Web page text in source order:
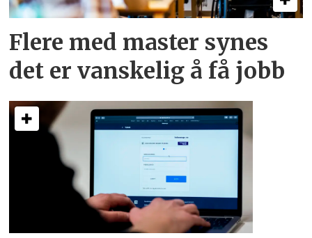
Flere med master synes
det er vanskelig å få jobb